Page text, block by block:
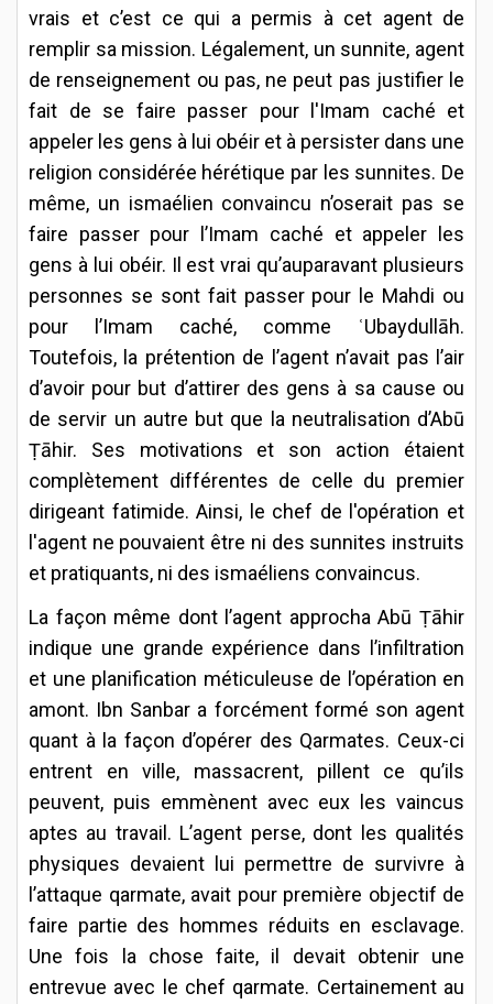
vrais et c’est ce qui a permis à cet agent de
remplir sa mission. Légalement, un sunnite, agent
de renseignement ou pas, ne peut pas justifier le
fait de se faire passer pour l'Imam caché et
appeler les gens à lui obéir et à persister dans une
religion considérée hérétique par les sunnites. De
même, un ismaélien convaincu n’oserait pas se
faire passer pour l’Imam caché et appeler les
gens à lui obéir. Il est vrai qu’auparavant plusieurs
personnes se sont fait passer pour le Mahdi ou
pour l’Imam caché, comme ʿUbaydullāh.
Toutefois, la prétention de l’agent n’avait pas l’air
d’avoir pour but d’attirer des gens à sa cause ou
de servir un autre but que la neutralisation d’Abū
Ṭāhir. Ses motivations et son action étaient
complètement différentes de celle du premier
dirigeant fatimide. Ainsi, le chef de l'opération et
l'agent ne pouvaient être ni des sunnites instruits
et pratiquants, ni des ismaéliens convaincus.
La façon même dont l’agent approcha Abū Ṭāhir
indique une grande expérience dans l’infiltration
et une planification méticuleuse de l’opération en
amont. Ibn Sanbar a forcément formé son agent
quant à la façon d’opérer des Qarmates. Ceux-ci
entrent en ville, massacrent, pillent ce qu’ils
peuvent, puis emmènent avec eux les vaincus
aptes au travail. L’agent perse, dont les qualités
physiques devaient lui permettre de survivre à
l’attaque qarmate, avait pour première objectif de
faire partie des hommes réduits en esclavage.
Une fois la chose faite, il devait obtenir une
entrevue avec le chef qarmate. Certainement au